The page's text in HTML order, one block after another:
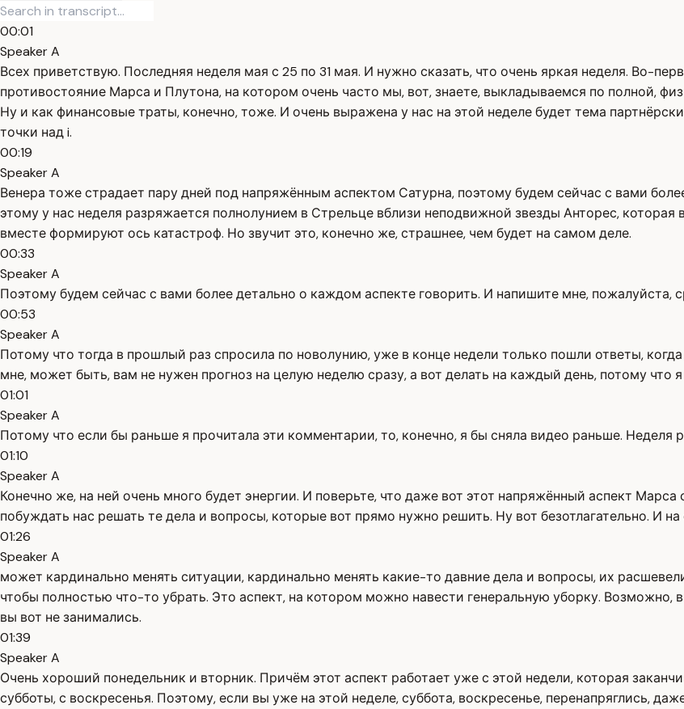
00:01
Speaker A
Всех приветствую. Последняя неделя мая с 25 по 31 мая. И нужно сказать, что очень яркая неделя. Во-
противостояние Марса и Плутона, на котором очень часто мы, вот, знаете, выкладываемся по полной,
Ну и как финансовые траты, конечно, тоже. И очень выражена у нас на этой неделе будет тема
точки над i.
00:19
Speaker A
Венера тоже страдает пару дней под напряжённым аспектом Сатурна, поэтому будем сейчас с вами
этому у нас неделя разряжается полнолунием в Стрельце вблизи неподвижной звезды Анторес,
вместе формируют ось катастроф. Но звучит это, конечно же, страшнее, чем будет на самом деле.
00:33
Speaker A
Поэтому будем сейчас с вами более детально о каждом аспекте говорить. И напишите мне, пожалуйста,
00:53
Speaker A
Потому что тогда в прошлый раз спросила по новолунию, уже в конце недели только пошли ответы,
мне, может быть, вам не нужен прогноз на целую неделю сразу, а вот делать на каждый день, потому что
01:01
Speaker A
Потому что если бы раньше я прочитала эти комментарии, то, конечно, я бы сняла видео раньше. Неделя
01:10
Speaker A
Конечно же, на ней очень много будет энергии. И поверьте, что даже вот этот напряжённый аспект
побуждать нас решать те дела и вопросы, которые вот прямо нужно решить. Ну вот безотлагательно. И
01:26
Speaker A
может кардинально менять ситуации, кардинально менять какие-то давние дела и вопросы, их
чтобы полностью что-то убрать. Это аспект, на котором можно навести генеральную уборку.
вы вот не занимались.
01:39
Speaker A
Очень хороший понедельник и вторник. Причём этот аспект работает уже с этой недели, которая
субботы, с воскресенья. Поэтому, если вы уже на этой неделе, суббота, воскресенье, перенапряглись,